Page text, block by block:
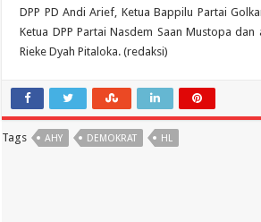
DPP PD Andi Arief, Ketua Bappilu Partai
Ketua DPP Partai Nasdem Saan Mustopa dan
Rieke Dyah Pitaloka. (redaksi)
Tags AHY DEMOKRAT HL